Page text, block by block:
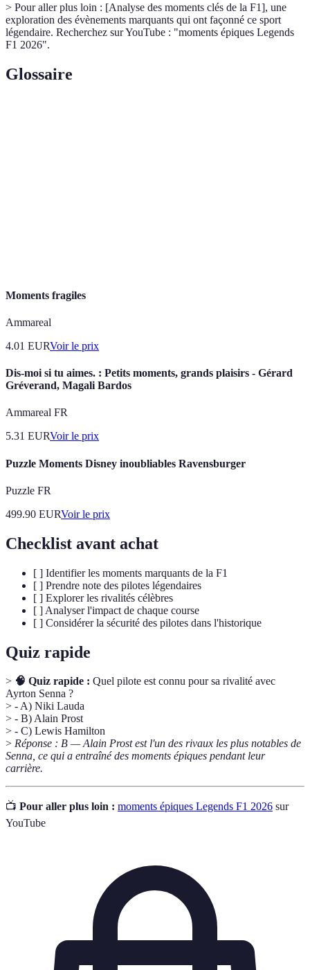
> Pour aller plus loin : [Analyse des moments clés de la F1], une
exploration des évènements marquants qui ont façonné ce sport
légendaire. Recherchez sur YouTube : "moments épiques Legends
F1 2026".
Glossaire
Moments fragiles
Ammareal
4.01 EURVoir le prix
Dis-moi si tu aimes. : Petits moments, grands plaisirs - Gérard
Gréverand, Magali Bardos
Ammareal FR
5.31 EURVoir le prix
Puzzle Moments Disney inoubliables Ravensburger
Puzzle FR
499.90 EURVoir le prix
Checklist avant achat
[ ] Identifier les moments marquants de la F1
[ ] Prendre note des pilotes légendaires
[ ] Explorer les rivalités célèbres
[ ] Analyser l'impact de chaque course
[ ] Considérer la sécurité des pilotes dans l'historique
Quiz rapide
> 🧠 Quiz rapide : Quel pilote est connu pour sa rivalité avec
Ayrton Senna ?
> - A) Niki Lauda
> - B) Alain Prost
> - C) Lewis Hamilton
> Réponse : B — Alain Prost est l'un des rivaux les plus notables de
Senna, ce qui a entraîné des moments épiques pendant leur
carrière.
📺 Pour aller plus loin : moments épiques Legends F1 2026 sur
YouTube